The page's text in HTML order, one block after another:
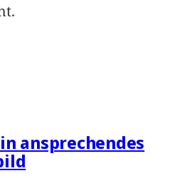
ansprechendes